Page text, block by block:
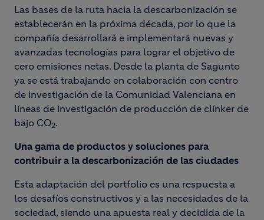
Las bases de la ruta hacia la descarbonización se
establecerán en la próxima década, por lo que la
compañía desarrollará e implementará nuevas y
avanzadas tecnologías para lograr el objetivo de
cero emisiones netas. Desde la planta de Sagunto
ya se está trabajando en colaboración con centro
de investigación de la Comunidad Valenciana en
líneas de investigación de producción de clínker de
bajo CO2.
Una gama de productos y soluciones para
contribuir a la descarbonización de las ciudades
Esta adaptación del portfolio es una respuesta a
los desafíos constructivos y a las necesidades de la
sociedad, siendo una apuesta real y decidida de la